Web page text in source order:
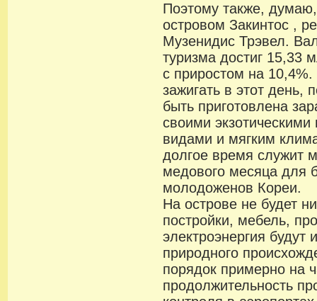
Поэтому также,
островом Закинтос ,
Музенидис Трэвел.
туризма достиг 15,33
с приростом на
зажигать в этот день,
быть приготовлена
своими экзотическими
видами и мягким
долгое время служит
медового месяца для
молодоженов Кореи.
На острове не будет
постройки, мебель,
электроэнергия будут
природного
порядок примерно на
продолжительность